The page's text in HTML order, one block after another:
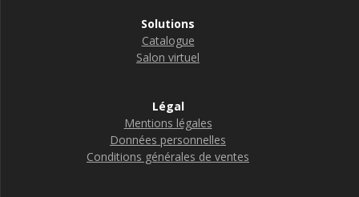
Solutions
Catalogue
Salon virtuel
Légal
Mentions légales
Données personnelles
Conditions générales de ventes